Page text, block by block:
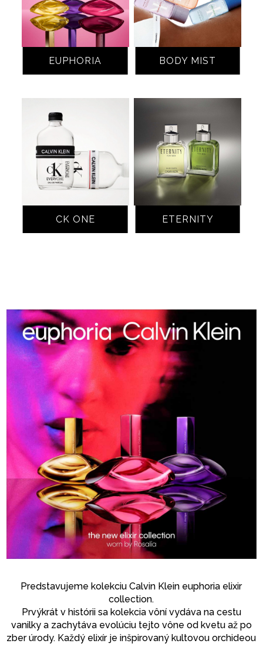
EUPHORIA BODY MIST
CK ONE ETERNITY
Predstavujeme kolekciu Calvin Klein euphoria elixir
collection.
Prvýkrát v histórii sa kolekcia vôní vydáva na cestu
vanilky a zachytáva evolúciu tejto vône od kvetu až po
zber úrody. Každý elixír je inšpirovaný kultovou orchideou